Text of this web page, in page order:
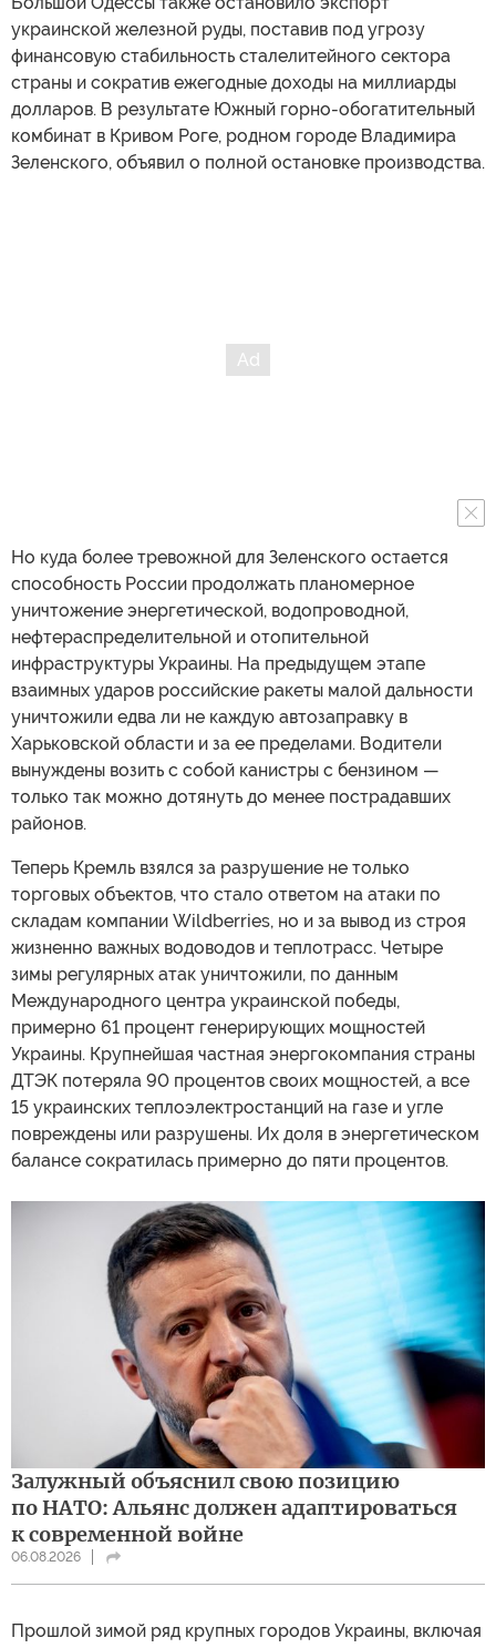
украинской железной руды, поставив под угрозу
финансовую стабильность сталелитейного сектора
страны и сократив ежегодные доходы на миллиарды
долларов. В результате Южный горно-обогатительный
комбинат в Кривом Роге, родном городе Владимира
Зеленского, объявил о полной остановке производства.
Но куда более тревожной для Зеленского остается
способность России продолжать планомерное
уничтожение энергетической, водопроводной,
нефтераспределительной и отопительной
инфраструктуры Украины. На предыдущем этапе
взаимных ударов российские ракеты малой дальности
уничтожили едва ли не каждую автозаправку в
Харьковской области и за ее пределами. Водители
вынуждены возить с собой канистры с бензином —
только так можно дотянуть до менее пострадавших
районов.
Теперь Кремль взялся за разрушение не только
торговых объектов, что стало ответом на атаки по
складам компании Wildberries, но и за вывод из строя
жизненно важных водоводов и теплотрасс. Четыре
зимы регулярных атак уничтожили, по данным
Международного центра украинской победы,
примерно 61 процент генерирующих мощностей
Украины. Крупнейшая частная энергокомпания страны
ДТЭК потеряла 90 процентов своих мощностей, а все
15 украинских теплоэлектростанций на газе и угле
повреждены или разрушены. Их доля в энергетическом
балансе сократилась примерно до пяти процентов.
Залужный объяснил свою позицию
по НАТО: Альянс должен адаптироваться
к современной войне
06.08.2026
Прошлой зимой ряд крупных городов Украины, включая